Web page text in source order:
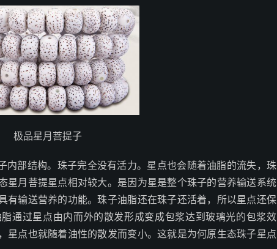
极品星月菩提子
内部结构。珠子完全没有活力。星点也会随着油脂的流失，珠
星月菩提星点相对较大。是因为星是整个珠子的营养输送系统
有输送营养的功能。珠子油脂还在珠子还活着，所以星点还保
通过星点由内而外的散发形成变成包浆达到玻璃光的包浆效
星点也就随着油性的散发而变小。这就是为何原生态珠子星点